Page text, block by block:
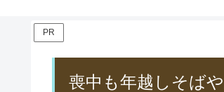
PR
喪中も年越しそば